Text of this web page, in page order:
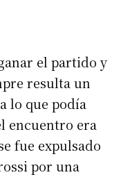
el partido y
resulta un
lo que podía
encuentro era
fue expulsado
por una